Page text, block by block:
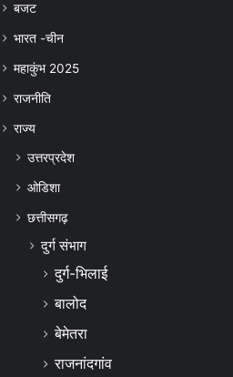
बजट
भारत -चीन
महाकुंभ 2025
राजनीति
राज्य
उत्तरप्रदेश
ओडिशा
छत्तीसगढ़
दुर्ग संभाग
दुर्ग-भिलाई
बालोद
बेमेतरा
राजनांदगांव